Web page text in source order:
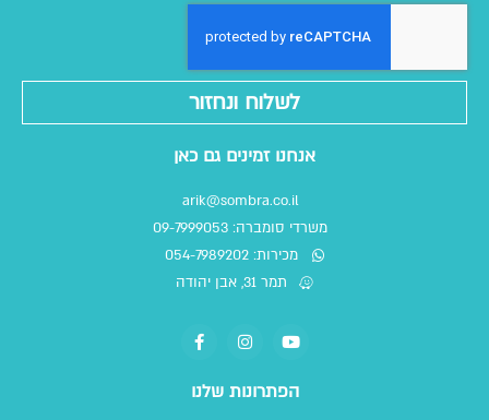
לשלוח ונחזור
אנחנו זמינים גם כאן
arik@sombra.co.il
משרדי סומברה: 09-7999053
מכירות: 054-7989202
תמר 31, אבן יהודה
הפתרונות שלנו